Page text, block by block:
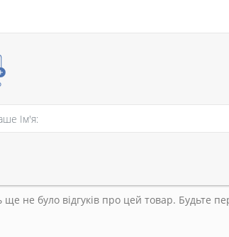
не було відгуків про цей товар. Будьте